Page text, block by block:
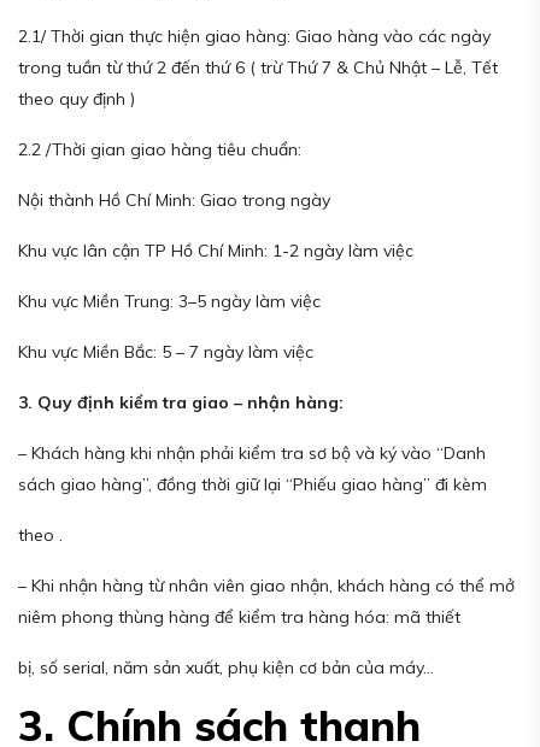
2.1/ Thời gian thực hiện giao hàng: Giao hàng vào các ngày
trong tuần từ thứ 2 đến thứ 6 ( trừ Thứ 7 & Chủ Nhật – Lễ, Tết
theo quy định )
2.2 /Thời gian giao hàng tiêu chuẩn:
Nội thành Hồ Chí Minh: Giao trong ngày
Khu vực lân cận TP Hồ Chí Minh: 1-2 ngày làm việc
Khu vực Miền Trung: 3–5 ngày làm việc
Khu vực Miền Bắc: 5 – 7 ngày làm việc
3. Quy định kiểm tra giao – nhận hàng:
– Khách hàng khi nhận phải kiểm tra sơ bộ và ký vào “Danh
sách giao hàng”, đồng thời giữ lại “Phiếu giao hàng” đi kèm
theo .
– Khi nhận hàng từ nhân viên giao nhận, khách hàng có thể mở
niêm phong thùng hàng để kiểm tra hàng hóa: mã thiết
bị, số serial, năm sản xuất, phụ kiện cơ bản của máy…
3. Chính sách thanh